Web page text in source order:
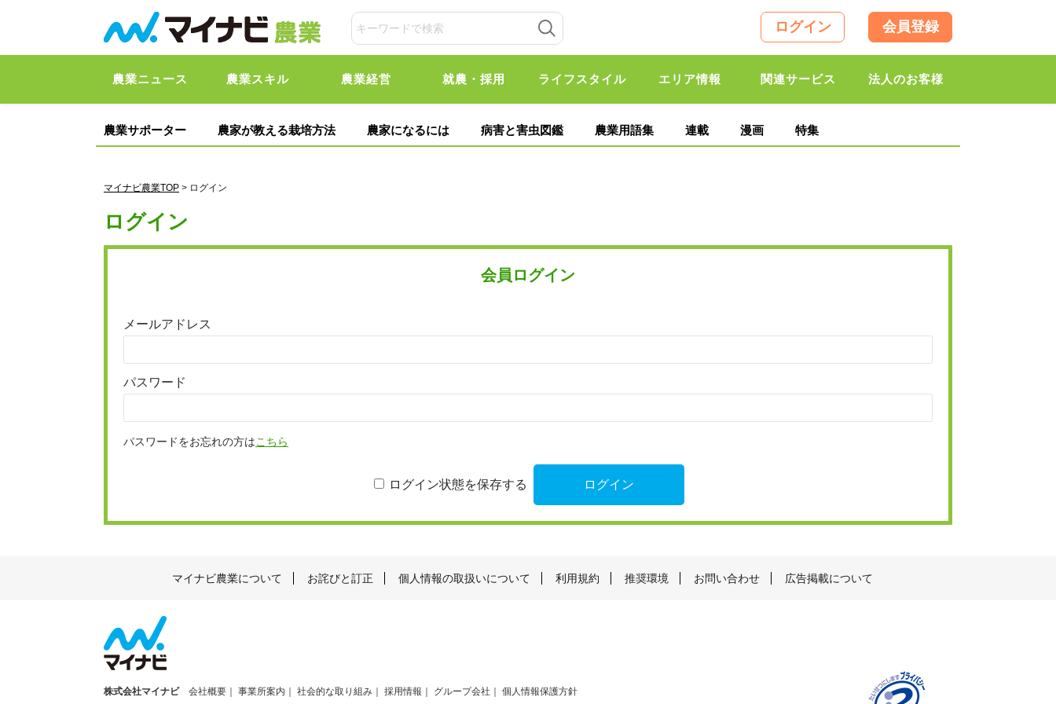
ログイン 会員登録
農業ニュース 農業スキル 農業経営 就農・採用 ライフスタイル エリア情報 関連サービス 法人のお客様
農業サポーター 農家が教える栽培方法 農家になるには 病害と害虫図鑑 農業用語集 連載 漫画 特集
マイナビ農業TOP > ログイン
ログイン
会員ログイン
メールアドレス
パスワード
パスワードをお忘れの方はこちら
ログイン状態を保存する
マイナビ農業について お詫びと訂正 個人情報の取扱いについて 利用規約 推奨環境 お問い合わせ 広告掲載について
株式会社マイナビ 会社概要 事業所案内 社会的な取り組み 採用情報 グループ会社 個人情報保護方針